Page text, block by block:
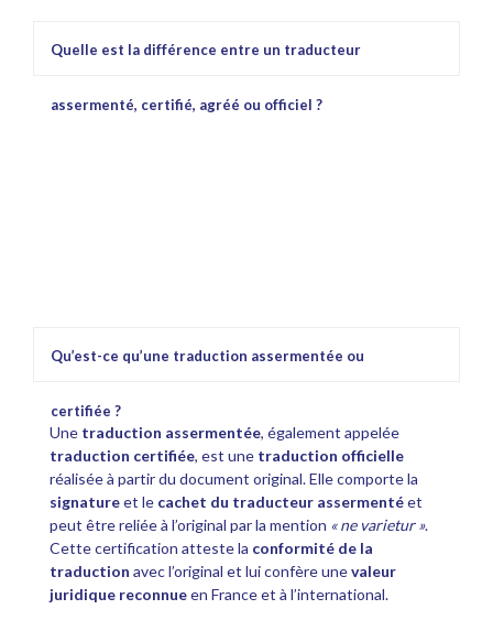
Quelle est la différence entre un traducteur
assermenté, certifié, agréé ou officiel ?
Qu’est-ce qu’une traduction assermentée ou
certifiée ?
Une traduction assermentée, également appelée
traduction certifiée, est une traduction officielle
réalisée à partir du document original. Elle comporte la
signatureet le cachet du traducteur assermentéet
peut être reliée à l’original par la mention « ne varietur ».
Cette certification atteste la conformité de la
traduction avec l’original et lui confère unevaleur
juridique reconnueen France et à l’international.